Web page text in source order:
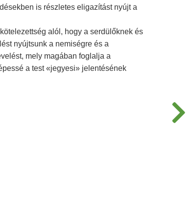
is részletes eligazítást nyújt a
alól, hogy a serdülőknek és
nyújtsunk a nemiségre és a
mely magában foglalja a
a test «jegyesi» jelentésének